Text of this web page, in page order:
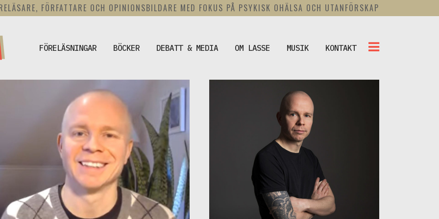
FÖRFATTARE OCH OPINIONSBILDARE MED FOKUS PÅ PSYKISK OHÄLSA OCH UTANFÖRSKAP
FÖRELÄSNINGAR BÖCKER DEBATT & MEDIA OM LASSE MUSIK KONTAKT